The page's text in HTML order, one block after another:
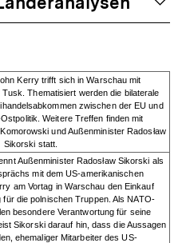
Kerry trifft sich in Warschau mit
Thematisiert werden die bilaterale
zwischen der EU und
Weitere Treffen finden mit
und Außenminister Radosław
Sikorski statt.
Außenminister Radosław Sikorski als
mit dem US-amerikanischen
am Vortag in Warschau den Einkauf
die polnischen Truppen. Als NATO-
besondere Verantwortung für seine
Sikorski darauf hin, dass die Aussagen
ehemaliger Mitarbeiter des US-